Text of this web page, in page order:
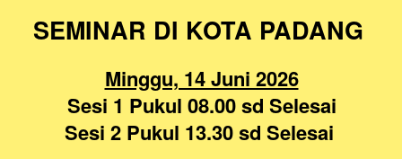
SEMINAR DI KOTA PADANG
Minggu, 14 Juni 2026
Sesi 1 Pukul 08.00 sd Selesai
Sesi 2 Pukul 13.30 sd Selesai